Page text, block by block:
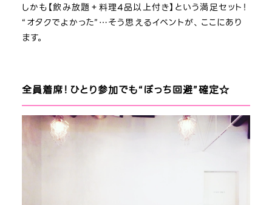
しかも【飲み放題＋料理4品以上付き】という満足セット！
“オタクでよかった”…そう思えるイベントが、ここにあり
ます。
全員着席！ひとり参加でも“ぼっち回避”確定☆